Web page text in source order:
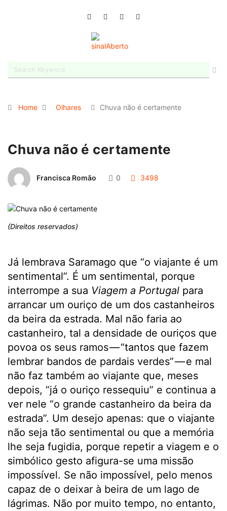
Home Olhares Chuva não é certamente
Chuva não é certamente
Francisca Romão 0 3498
(Direitos reservados)
Já lembrava Saramago que “o viajante é um
sentimental”. É um sentimental, porque
interrompe a sua Viagem a Portugal para
arrancar um ouriço de um dos castanheiros
da beira da estrada. Mal não faria ao
castanheiro, tal a densidade de ouriços que
povoa os seus ramos — “tantos que fazem
lembrar bandos de pardais verdes” — e mal
não faz também ao viajante que, meses
depois, “já o ouriço ressequiu” e continua a
ver nele “o grande castanheiro da beira da
estrada”. Um desejo apenas: que o viajante
não seja tão sentimental ou que a memória
lhe seja fugidia, porque repetir a viagem e o
simbólico gesto afigura-se uma missão
impossível. Se não impossível, pelo menos
capaz de o deixar à beira de um lago de
lágrimas. Não por muito tempo, no entanto,